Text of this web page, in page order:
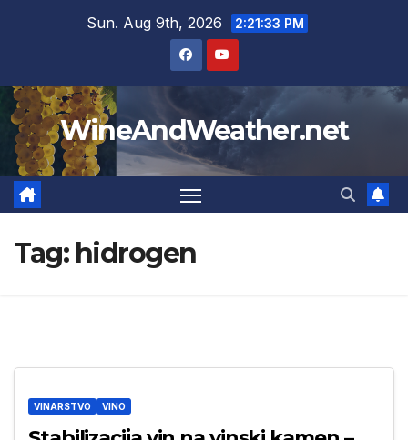
Sun. Aug 9th, 2026 2:21:34 PM
WineAndWeather.net
Tag: hidrogen
VINARSTVO VINO